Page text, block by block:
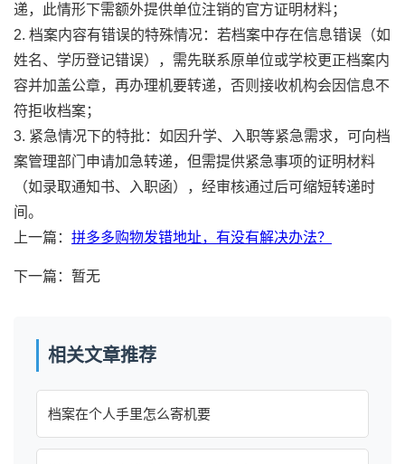
递，此情形下需额外提供单位注销的官方证明材料；
2. 档案内容有错误的特殊情况：若档案中存在信息错误（如
姓名、学历登记错误），需先联系原单位或学校更正档案内
容并加盖公章，再办理机要转递，否则接收机构会因信息不
符拒收档案；
3. 紧急情况下的特批：如因升学、入职等紧急需求，可向档
案管理部门申请加急转递，但需提供紧急事项的证明材料
（如录取通知书、入职函），经审核通过后可缩短转递时
间。
上一篇： 拼多多购物发错地址，有没有解决办法？
下一篇：暂无
相关文章推荐
档案在个人手里怎么寄机要